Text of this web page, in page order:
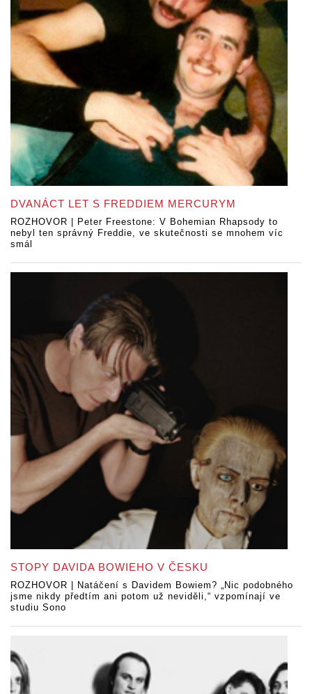
DVANÁCT LET S FREDDIEM MERCURYM
ROZHOVOR | Peter Freestone: V Bohemian Rhapsody to
nebyl ten správný Freddie, ve skutečnosti se mnohem víc
smál
STOPY DAVIDA BOWIEHO V ČESKU
ROZHOVOR | Natáčení s Davidem Bowiem? „Nic podobného
jsme nikdy předtím ani potom už neviděli,“ vzpomínají ve
studiu Sono